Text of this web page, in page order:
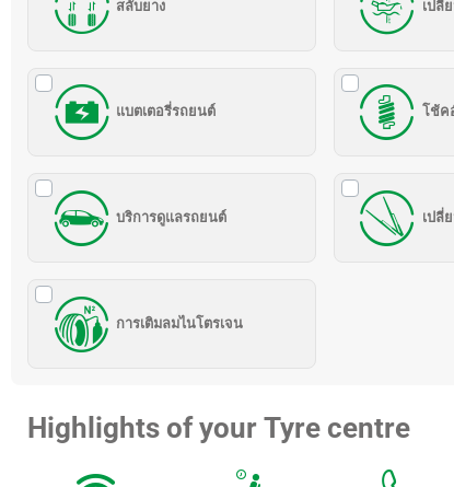
สลับยาง เปลี่
แบตเตอรี่รถยนต์ โช้ค
บริการดูแลรถยนต์ เปลี่
การเติมลมไนโตรเจน
Highlights of your Tyre centre